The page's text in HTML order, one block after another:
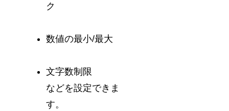
ク
数値の最小/最大
文字数制限
などを設定できま
す。